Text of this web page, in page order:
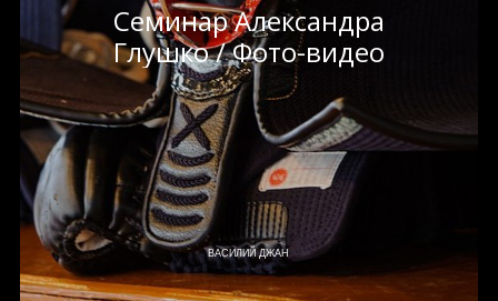
Семинар Александра
Глушко / Фото-видео
ВАСИЛИЙ ДЖАН